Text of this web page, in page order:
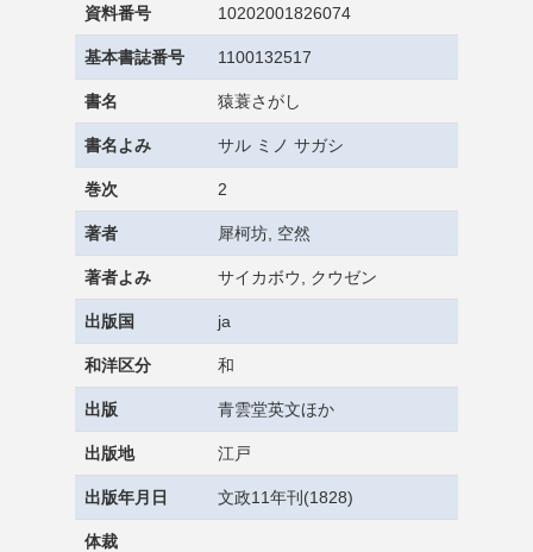
資料番号 10202001826074
基本書誌番号 1100132517
書名 猿蓑さがし
書名よみ サル ミノ サガシ
巻次 2
著者 犀柯坊, 空然
著者よみ サイカボウ, クウゼン
出版国 ja
和洋区分 和
出版 青雲堂英文ほか
出版地 江戸
出版年月日 文政11年刊(1828)
体裁